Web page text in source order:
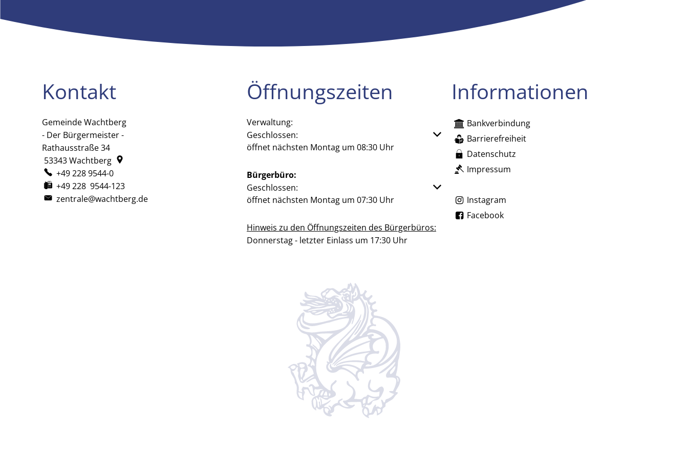
Kontakt
Gemeinde Wachtberg
- Der Bürgermeister -
Rathausstraße 34
53343Wachtberg
+49 228 9544-0
+49 228 9544-123
zentrale@wachtberg.de
Öffnungszeiten
Verwaltung:
Klicken, um weitere Öffnungs- oder Schließzeiten auszublenden
Geschlossen:
öffnet nächsten Montag um 08:30 Uhr
Bürgerbüro:
Klicken, um weitere Öffnungs- oder Schließzeiten auszublenden
Geschlossen:
öffnet nächsten Montag um 07:30 Uhr
Hinweis zu den Öffnungszeiten des Bürgerbüros:
Donnerstag - letzter Einlass um 17:30 Uhr
Informationen
Bankverbindung
Barrierefreiheit
Datenschutz
Impressum
Instagram
Facebook